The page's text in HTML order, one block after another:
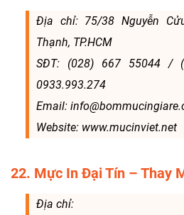
Địa chỉ: 75/38 Nguyễn
Thạnh, TP.HCM
SĐT: (028) 667 55044 /
0933.993.274
Email:
Website: www.mucinviet.net
22. Mực In Đại Tín – Thay
Địa chỉ: